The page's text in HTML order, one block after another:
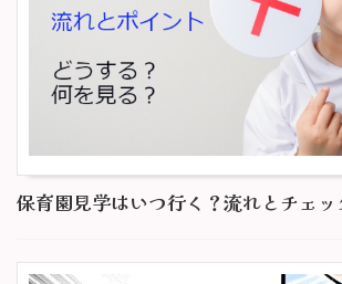
保育園見学はいつ行く？流れとチェッ